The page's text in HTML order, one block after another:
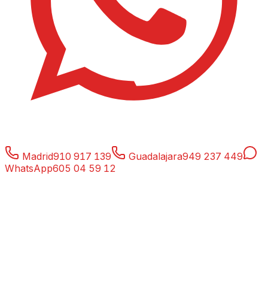
Madrid910 917 139 Guadalajara949 237 449
WhatsApp605 04 59 12